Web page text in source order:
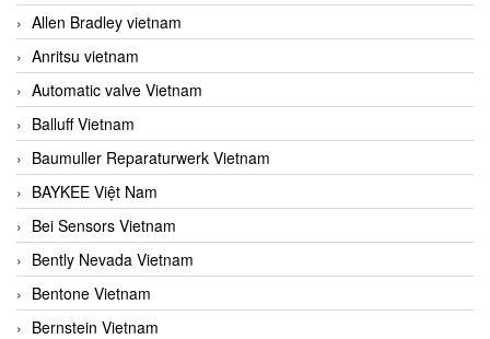
Allen Bradley vietnam
Anritsu vietnam
Automatic valve Vietnam
Balluff Vietnam
Baumuller Reparaturwerk Vietnam
BAYKEE Việt Nam
Bei Sensors Vietnam
Bently Nevada Vietnam
Bentone Vietnam
Bernstein Vietnam